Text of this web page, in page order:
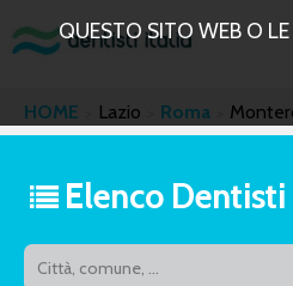
QUESTO SITO WEB O LE
HOME Lazio Roma
Elenco